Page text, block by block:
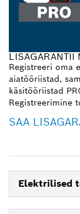
LISAGARANTII
Registreeri oma
aiatööriistad,
käsitööriistad
Registreerimine
SAA
Elektrilised